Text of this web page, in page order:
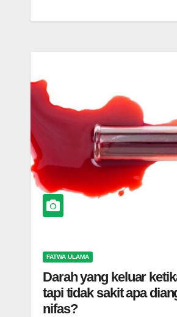
FATWA ULAMA
Darah yang keluar
tapi tidak sakit apa
nifas?